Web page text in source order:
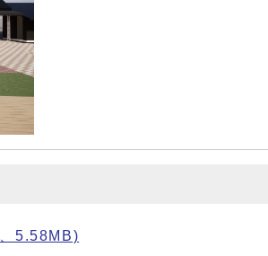
5.58MB)